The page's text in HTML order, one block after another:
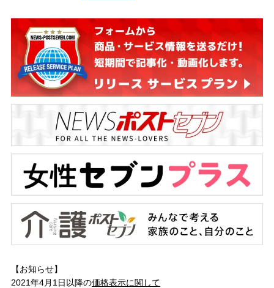
【お知らせ】
2021年4月1日以降の価格表示に関して